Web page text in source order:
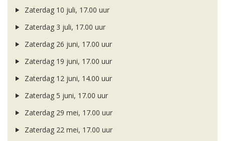
Zaterdag 10 juli, 17.00 uur
Zaterdag 3 juli, 17.00 uur
Zaterdag 26 juni, 17.00 uur
Zaterdag 19 juni, 17.00 uur
Zaterdag 12 juni, 14.00 uur
Zaterdag 5 juni, 17.00 uur
Zaterdag 29 mei, 17.00 uur
Zaterdag 22 mei, 17.00 uur